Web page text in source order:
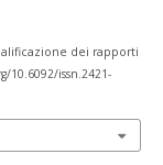
dei rapporti
10.6092/issn.2421-